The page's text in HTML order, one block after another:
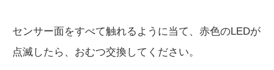
センサー面をすべて触れるように当て、赤色のLEDが
点滅したら、おむつ交換してください。